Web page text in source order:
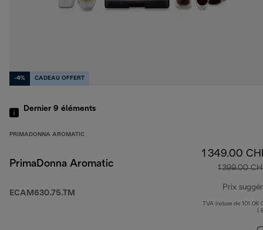
-4% CADEAU OFFERT
Dernier 9 éléments
PRIMADONNA AROMATIC
PrimaDonna Aromatic
ECAM630.75.TM
1 349.00
1 399.00
Prix
TVA incluse de 101.08
(